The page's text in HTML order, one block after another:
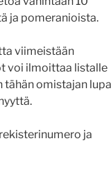
ja pomeranioista.
viimeistään
voi ilmoittaa listalle
tähän omistajan
ja